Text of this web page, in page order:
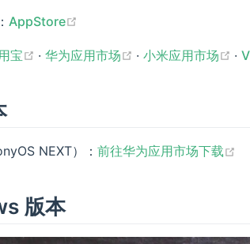
AppStore
宝 (opens new window)
· 华为应用市场 (opens new
· 小米应用市场 ·
NEXT）： 前往华为应用市场下载
版本